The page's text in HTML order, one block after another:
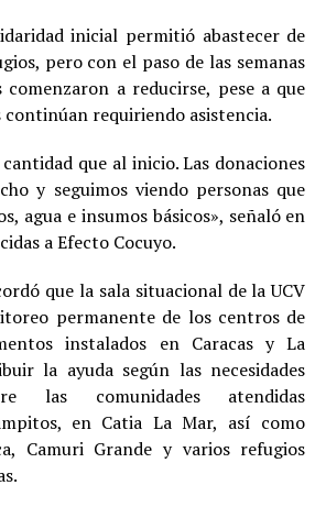
inicial permitió abastecer de
pero con el paso de las semanas
a reducirse, pese a que
continúan requiriendo asistencia.
que al inicio. Las donaciones
y seguimos viendo personas que
agua e insumos básicos», señaló en
a Efecto Cocuyo.
que la sala situacional de la UCV
permanente de los centros de
instalados en Caracas y La
la ayuda según las necesidades
las comunidades atendidas
en Catia La Mar, así como
Camuri Grande y varios refugios